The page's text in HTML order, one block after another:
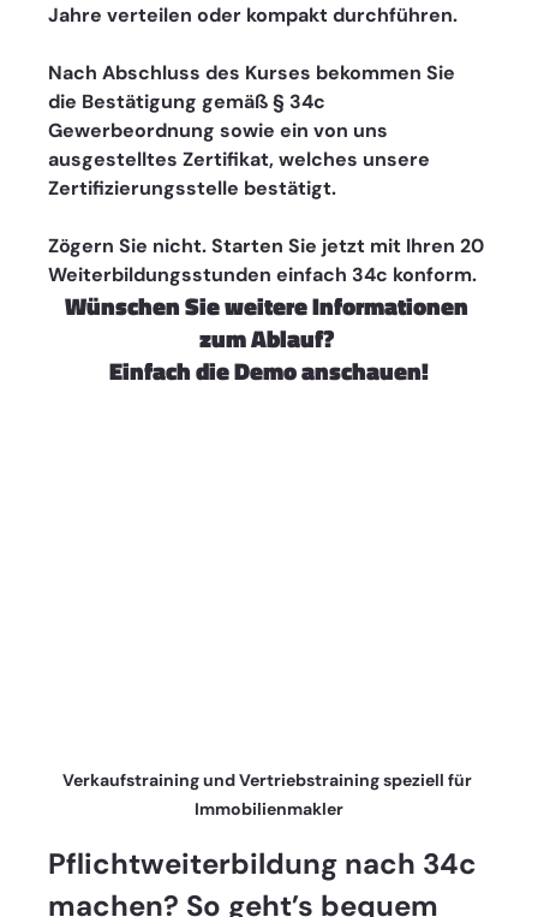
Jahre verteilen oder kompakt durchführen.
Nach Abschluss des Kurses bekommen Sie
die Bestätigung gemäß § 34c
Gewerbeordnung sowie ein von uns
ausgestelltes Zertifikat, welches unsere
Zertifizierungsstelle bestätigt.
Zögern Sie nicht. Starten Sie jetzt mit Ihren 20
Weiterbildungsstunden einfach 34c konform.
Wünschen Sie weitere Informationen
zum Ablauf?
Einfach die Demo anschauen!
Verkaufstraining und Vertriebstraining speziell für
Immobilienmakler
Pflichtweiterbildung nach 34c
machen? So geht’s bequem